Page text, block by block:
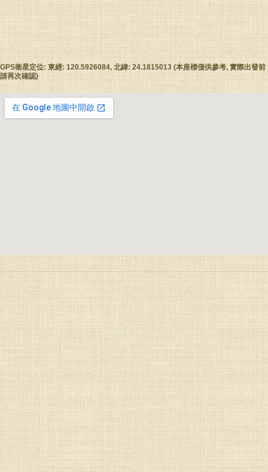
GPS衛星定位: 東經: 120.5926084, 北緯: 24.1815013 (本座標僅供參考, 實際出發前
請再次確認)